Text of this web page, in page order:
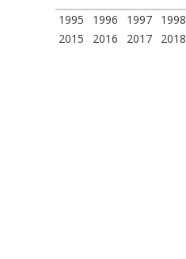
1995 1996 1997 1998
2015
2016 2017 2018